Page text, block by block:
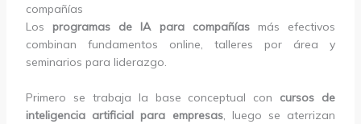
compañías
Los programas de IA para compañíasmás efectivos
combinan fundamentos online, talleres por área y
seminarios para liderazgo.
Primero se trabaja la base conceptual con cursos de
inteligencia artificial para empresas, luego se aterrizan